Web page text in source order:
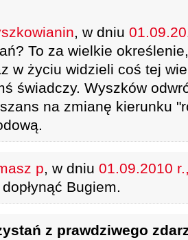
, w dniu
To za wielkie
w życiu widzieli coś tej
świadczy. Wyszków
na zmianę kierunku
p, w dniu 01.09.2010
Bugiem.
z prawdziwego